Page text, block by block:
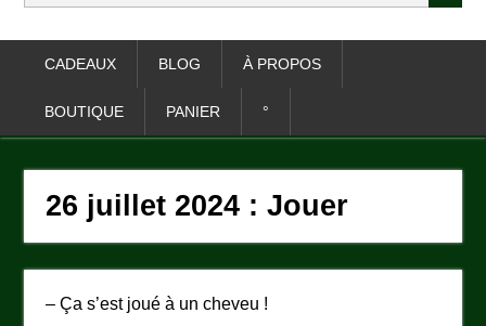
CADEAUX BLOG À PROPOS
BOUTIQUE PANIER °
26 juillet 2024 : Jouer
– Ça s’est joué à un cheveu !